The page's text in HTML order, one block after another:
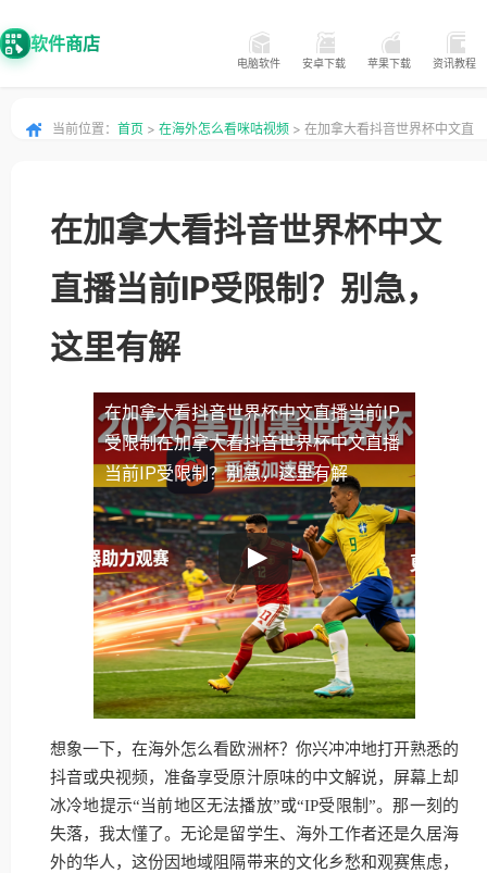
软件商店
电脑软件 安卓下载 苹果下载 资讯教程
当前位置： 首页 > 在海外怎么看咪咕视频 > 在加拿大看抖音世界杯中文直
在加拿大看抖音世界杯中文
直播当前IP受限制？别急，
这里有解
在加拿大看抖音世界杯中文直播当前IP
受限制在加拿大看抖音世界杯中文直播
当前IP受限制？别急，这里有解
想象一下，在海外怎么看欧洲杯？你兴冲冲地打开熟悉的
抖音或央视频，准备享受原汁原味的中文解说，屏幕上却
冰冷地提示“当前地区无法播放”或“IP受限制”。那一刻的
失落，我太懂了。无论是留学生、海外工作者还是久居海
外的华人，这份因地域阻隔带来的文化乡愁和观赛焦虑，